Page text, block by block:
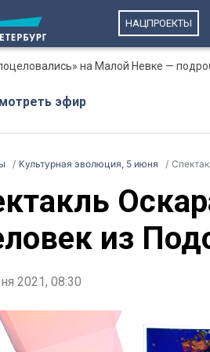
НАЦПРОЕКТЫ
на Малой Невке —
эфир
Культурная эволюция, 5 июня
из
2021, 08:30